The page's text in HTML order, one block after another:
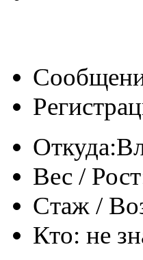
Откуда:
Вес /
Стаж /
Кто: не